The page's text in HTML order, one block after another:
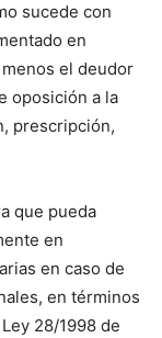
sucede con
en
el deudor
oposición a la
prescripción,
que pueda
en
en caso de
en términos
28/1998 de